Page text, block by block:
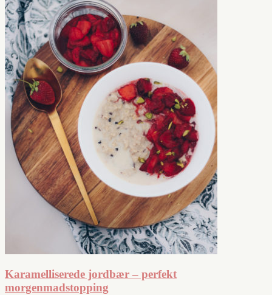
Karamelliserede jordbær – perfekt
morgenmadstopping